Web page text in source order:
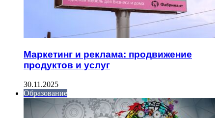
Маркетинг и реклама: продвижение
продуктов и услуг
30.11.2025
Образование